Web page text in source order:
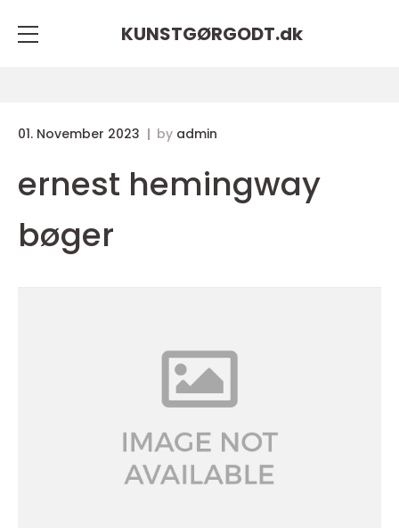
KUNSTGØRGODT.dk
01. November 2023 by admin
ernest hemingway
bøger